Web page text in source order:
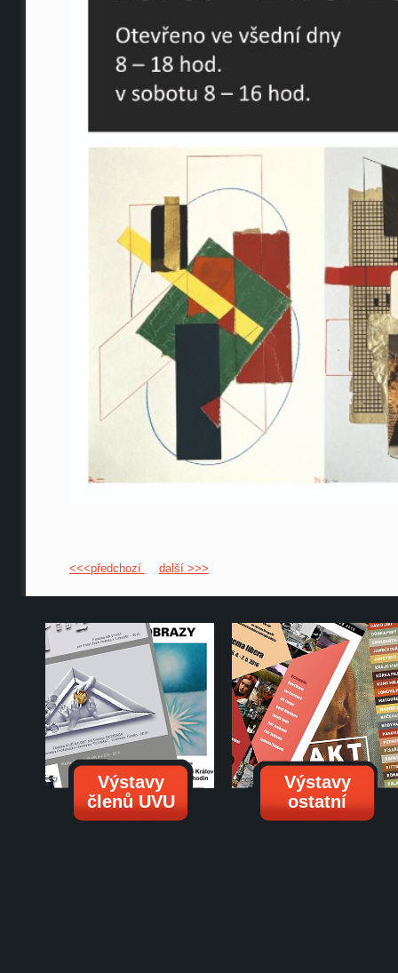
<<<předchozí další >>>
Výstavy
členů UVU
Výstavy
ostatní